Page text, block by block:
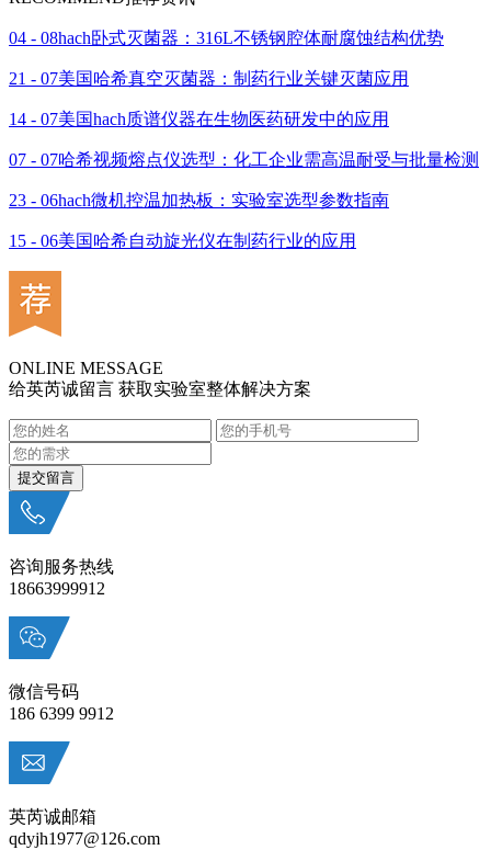
04 - 08hach卧式灭菌器：316L不锈钢腔体耐腐蚀结构优势
21 - 07美国哈希真空灭菌器：制药行业关键灭菌应用
14 - 07美国hach质谱仪器在生物医药研发中的应用
07 - 07哈希视频熔点仪选型：化工企业需高温耐受与批量检测
23 - 06hach微机控温加热板：实验室选型参数指南
15 - 06美国哈希自动旋光仪在制药行业的应用
ONLINE MESSAGE
给英芮诚留言 获取实验室整体解决方案
咨询服务热线
18663999912
微信号码
186 6399 9912
英芮诚邮箱
qdyjh1977@126.com